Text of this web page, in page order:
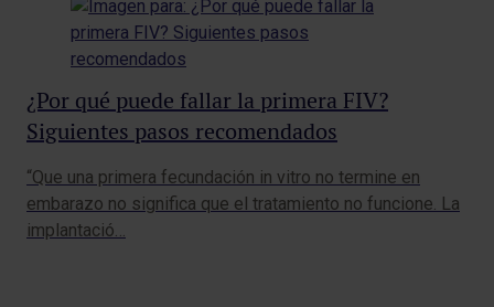
¿Por qué puede fallar la primera FIV?
Siguientes pasos recomendados
“Que una primera fecundación in vitro no termine en
embarazo no significa que el tratamiento no funcione. La
implantació…